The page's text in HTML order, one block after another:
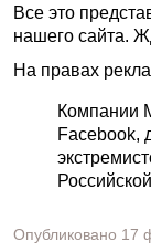
Все это
нашего сайта.
На правах
Компании
Facebook,
Опубликовано 17